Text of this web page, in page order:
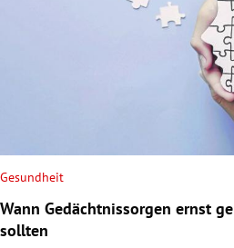
Gesundheit
Wann Gedächtnissorgen ernst
sollten